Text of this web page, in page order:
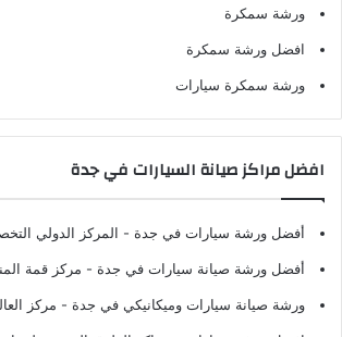
ورشة سمكرة
افضل ورشة سمكرة
ورشة سمكرة سيارات
افضل مراكز صيانة السيارات في جدة
أفضل ورشة سيارات في جدة - المركز الدولي
أفضل ورشة صيانة سيارات في جدة - مركز قمة
ورشة صيانة سيارات وميكانيكي في جدة - مركز